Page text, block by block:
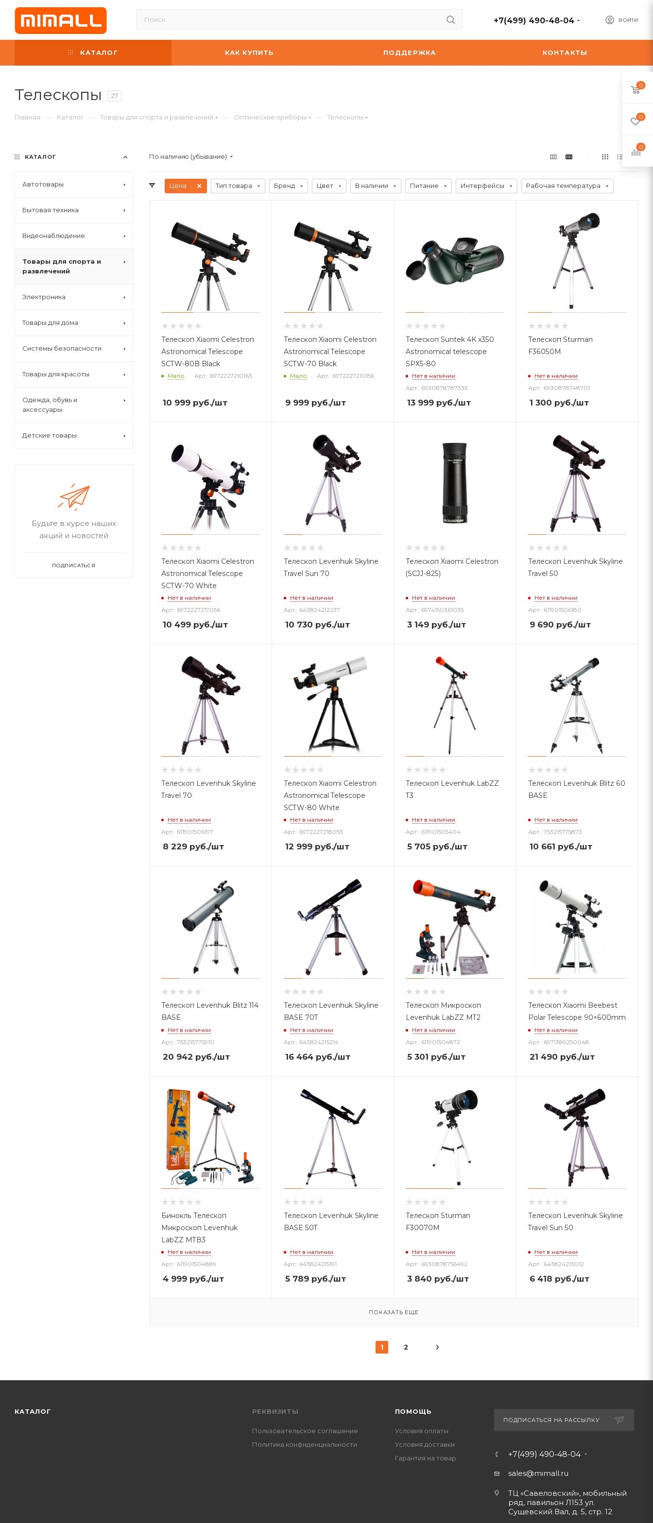
ВОЙТИ
+7(499) 490-48-04
КАТАЛОГ КАК КУПИТЬ ПОДДЕРЖКА КОНТАКТЫ
Телескопы 27
Главная — Каталог — Товары для спорта и развлечений — Оптические приборы — Телескопы
По наличию (убывание)
Цена Тип товара Бренд Цвет В наличии Питание Интерфейсы Рабочая температура
Телескоп Xiaomi Celestron
Astronomical Telescope
SCTW-80B Black
Мало Арт.: 6972227210163
10 999 руб./шт
Телескоп Xiaomi Celestron
Astronomical Telescope
SCTW-70 Black
Мало Арт.: 6972227210156
9 999руб./шт
Телескоп Suntek 4K x350
Astronomical telescope
SPX5-80
Нет в наличии
Арт.: 6930878787335
13 999 руб./шт
Телескоп Sturman
F36050M
Нет в наличии
Арт.: 6930878748701
1 300 руб./шт
Телескоп Xiaomi Celestron
Astronomical Telescope
SCTW-70 White
Нет в наличии
Арт.: 6972227217056
10 499 руб./шт
Телескоп Levenhuk Skyline
Travel Sun 70
Нет в наличии
Арт.: 643824212237
10 730 руб./шт
Телескоп Xiaomi Celestron
(SCJJ-825)
Нет в наличии
Арт.: 6974150361035
3 149 руб./шт
Телескоп Levenhuk Skyline
Travel 50
Нет в наличии
Арт.: 611901506180
9 690 руб./шт
Телескоп Levenhuk Skyline
Travel 70
Нет в наличии
Арт.: 611901506197
8 229 руб./шт
Телескоп Xiaomi Celestron
Astronomical Telescope
SCTW-80 White
Нет в наличии
Арт.: 6972227218053
12 999руб./шт
Телескоп Levenhuk LabZZ
T3
Нет в наличии
Арт.: 611901505404
5 705 руб./шт
Телескоп Levenhuk Blitz 60
BASE
Нет в наличии
Арт.: 753215775873
10 661 руб./шт
Телескоп Levenhuk Blitz 114
BASE
Нет в наличии
Арт.: 753215775910
20 942 руб./шт
Телескоп Levenhuk Skyline
BASE 70T
Нет в наличии
Арт.: 643824215214
16 464руб./шт
Телескоп Микроскоп
Levenhuk LabZZ MT2
Нет в наличии
Арт.: 611901504872
5 301 руб./шт
Телескоп Xiaomi Beebest
Polar Telescope 90×600mm
Нет в наличии
Арт.: 6971389250048
21 490 руб./шт
Бинокль Телескоп
Микроскоп Levenhuk
LabZZ MTВ3
Нет в наличии
Арт.: 611901504889
4 999 руб./шт
Телескоп Levenhuk Skyline
BASE 50T
Нет в наличии
Арт.: 643824215191
5 789руб./шт
Телескоп Sturman
F30070M
Нет в наличии
Арт.: 6930878756492
3 840 руб./шт
Телескоп Levenhuk Skyline
Travel Sun 50
Нет в наличии
Арт.: 643824213012
6 418 руб./шт
ПОКАЗАТЬ ЕЩЕ
1 2
КАТАЛОГ
Автотовары
Бытовая техника
Видеонаблюдение
Товары для спорта и
развлечений
Электроника
Товары для дома
Системы безопасности
Товары для красоты
Одежда, обувь и
аксессуары
Детские товары
Будьте в курсе наших
акций и новостей
ПОДПИСАТЬСЯ
КАТАЛОГ РЕКВИЗИТЫ
Пользовательское соглашение
Политика конфиденциальности
ПОМОЩЬ
Условия оплаты
Условия доставки
Гарантия на товар
ПОДПИСАТЬСЯ НА РАССЫЛКУ
+7(499) 490-48-04
sales@mimall.ru
ТЦ «Савеловский», мобильный
ряд, павильон Л153 ул.
Сущевский Вал, д. 5, стр. 12
0
0
0